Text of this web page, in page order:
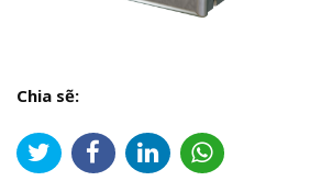
Chia sẽ: